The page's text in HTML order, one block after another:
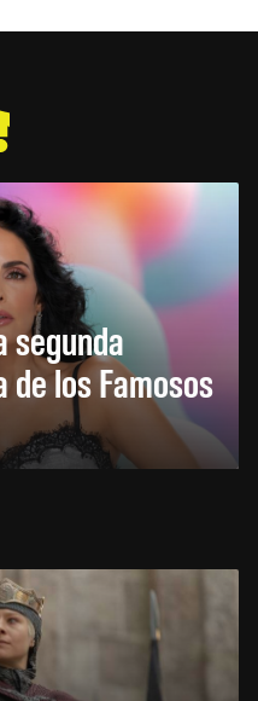
segunda
de los Famosos